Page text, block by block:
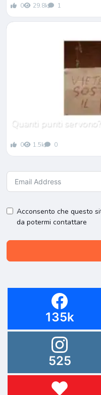
0 29.8k 1
Quanti punti servono?
0 1.5k 0
Acconsento che questo
da potermi contattare
135k
525